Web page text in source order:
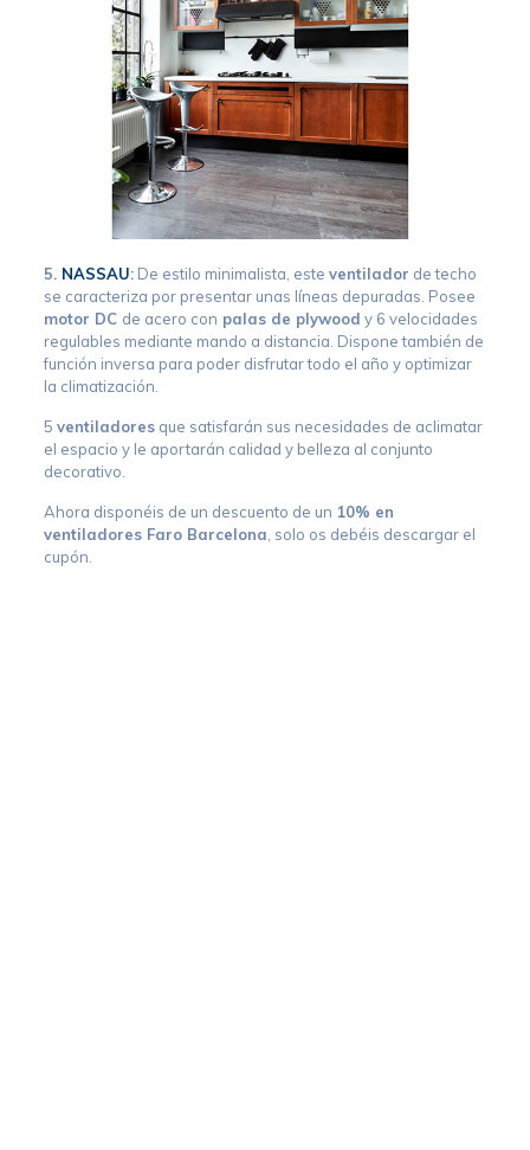
5.NASSAU:De estilo minimalista, este ventilador de techo
se caracteriza por presentar unas líneas depuradas. Posee
motor DC de acero con palas de plywood y 6 velocidades
regulables mediante mando a distancia. Dispone también de
función inversa para poder disfrutar todo el año y optimizar
la climatización.
5 ventiladoresque satisfarán sus necesidades de aclimatar
el espacio y le aportarán calidad y belleza al conjunto
decorativo.
Ahora disponéis de un descuento de un 10% en
ventiladores Faro Barcelona , solo os debéis descargar el
cupón.